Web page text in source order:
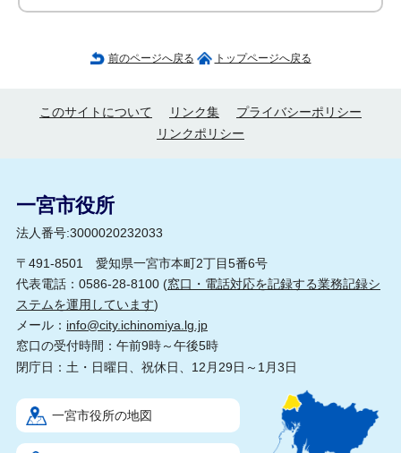
前のページへ戻る トップページへ戻る
このサイトについて リンク集
プライバシーポリシー
リンクポリシー
一宮市役所
法人番号:3000020232033
〒491-8501 愛知県一宮市本町2丁目5番6号
代表電話：0586-28-8100 (窓口・電話対応を記録する業務記録シ
ステムを運用しています)
メール： info@city.ichinomiya.lg.jp
窓口の受付時間：午前9時～午後5時
閉庁日：土・日曜日、祝休日、12月29日～1月3日
一宮市役所の地図